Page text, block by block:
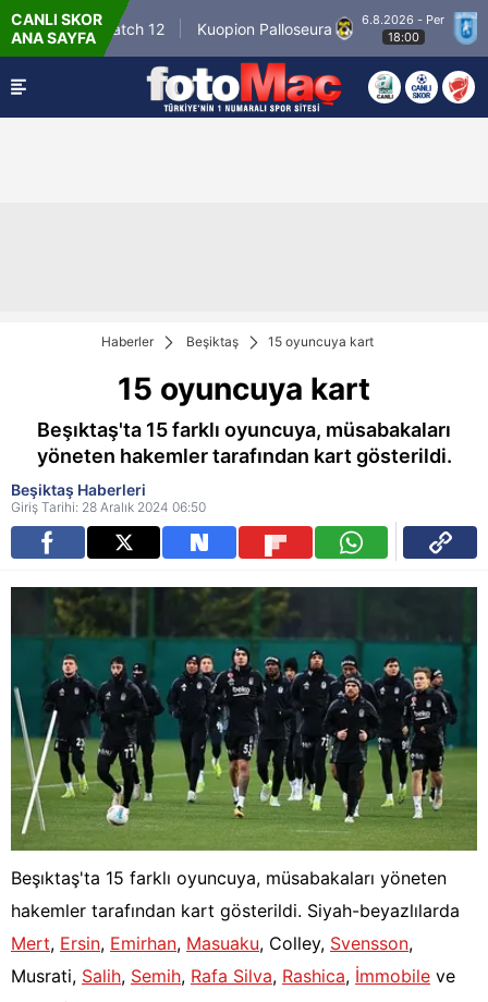
CANLI SKOR
ANA SAYFA
Winner Match 12 Kuopion Palloseura
6.8.2026 - Per
18:00
CS
Haberler Beşiktaş 15 oyuncuya kart
15 oyuncuya kart
Beşıktaş'ta 15 farklı oyuncuya, müsabakaları
yöneten hakemler tarafından kart gösterildi.
Beşiktaş Haberleri
Giriş Tarihi: 28 Aralık 2024 06:50
Beşıktaş'ta 15 farklı oyuncuya, müsabakaları yöneten
hakemler tarafından kart gösterildi. Siyah-beyazlılarda
Mert, Ersin, Emirhan, Masuaku, Colley, Svensson,
Musrati, Salih, Semih, Rafa Silva, Rashica, İmmobile ve